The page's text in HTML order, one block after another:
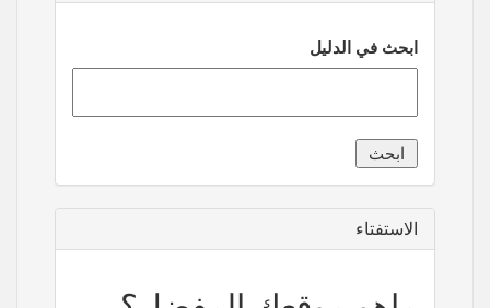
ابحث في الدليل
الاستفتاء